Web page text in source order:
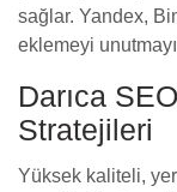
sağlar. Yandex,
eklemeyi
Darıca
Stratejileri
Yüksek kaliteli,